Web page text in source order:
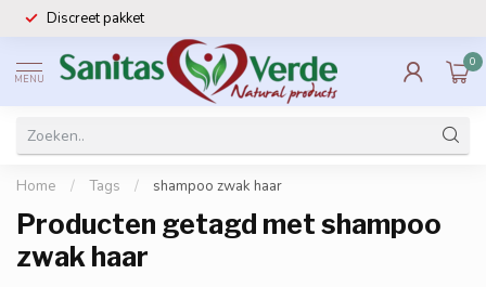
Discreet pakket
MENU
0
Home / Tags / shampoo zwak haar
Producten getagd met shampoo
zwak haar